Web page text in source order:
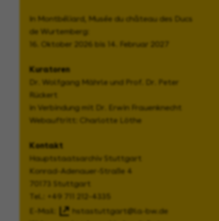
In Montbéliard, Musée du château des Ducs
de Wurtemberg:
16. Oktober 2026 bis 14. Februar 2027
Kuratoren
Dr. Wolfgang Mährle und Prof. Dr. Peter
Rückert
in Verbindung mit Dr. Erwin Frauenknecht
Webauftritt: Charlotte Löthe
Kontakt
Hauptstaatsarchiv Stuttgart
Konrad-Adenauer-Straße 4
70173 Stuttgart
Tel.: +49 711 212-4335
E-Mail:
hstastuttgart@la-bw.de